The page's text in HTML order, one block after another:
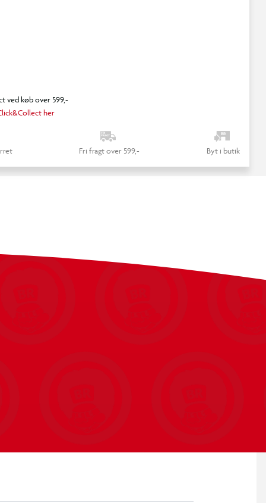
ved køb over 599,-
her
Fri fragt over 599,- Byt i butik